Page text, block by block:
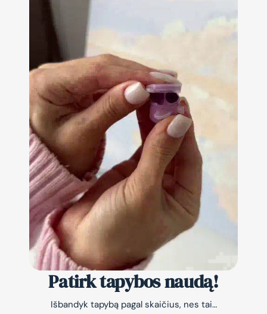
Patirk tapybos naudą!
Išbandyk tapybą pagal skaičius, nes tai…